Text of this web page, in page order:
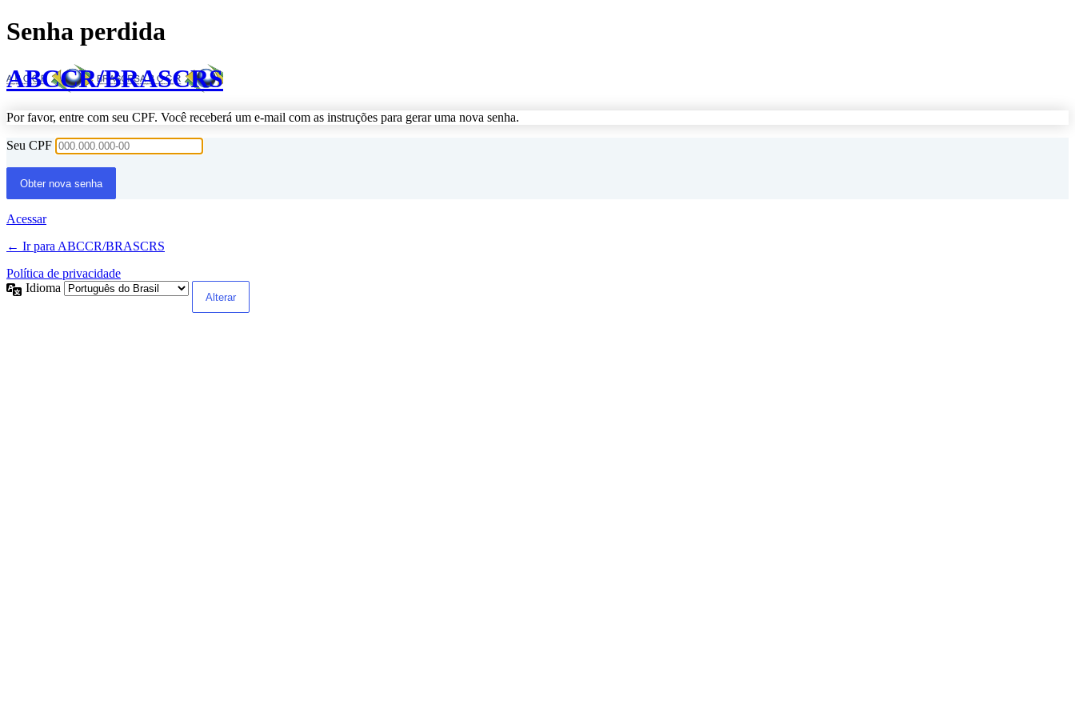
Senha perdida
ABCCR/BRASCRS
Por favor, entre com seu CPF. Você receberá um e-mail com as instruções para gerar uma nova senha.
Seu CPF
Acessar
← Ir para ABCCR/BRASCRS
Política de privacidade
Idioma